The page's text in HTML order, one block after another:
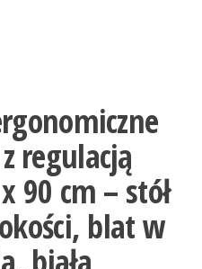
regulacją
90 cm – stół
blat w